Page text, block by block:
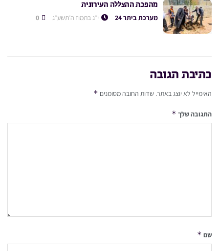
מהפכת ההצללה העירונית
מערכת ביתר 24 י״ג בתמוז ה׳תשע״ג
כתיבת תגובה
האימייל לא יוצג באתר. שדות החובה מסומנים *
התגובה שלך *
שם *